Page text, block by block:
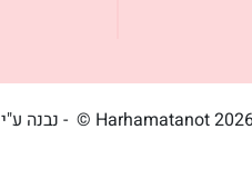
- נבנה ע"י